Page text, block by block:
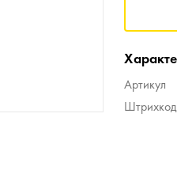
Артикул
Штрихкод